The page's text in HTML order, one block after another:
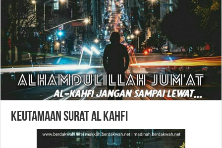
Keutamaan Surat Al Kahfi